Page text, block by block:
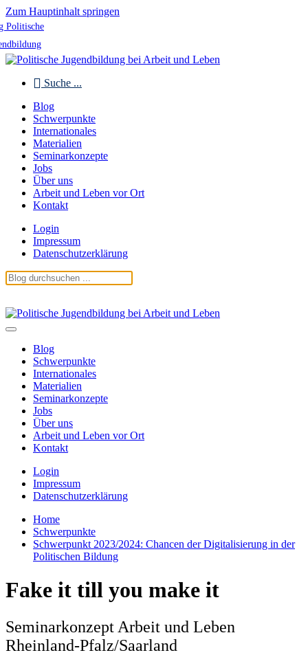
Zum Hauptinhalt springen
Politische
Suche ...
Blog
Schwerpunkte
Internationales
Materialien
Seminarkonzepte
Jobs
Über uns
Arbeit und Leben vor Ort
Kontakt
Login
Impressum
Datenschutzerklärung
Blog
Schwerpunkte
Internationales
Materialien
Seminarkonzepte
Jobs
Über uns
Arbeit und Leben vor Ort
Kontakt
Login
Impressum
Datenschutzerklärung
Home
Schwerpunkte
Schwerpunkt 2023/2024: Chancen der Digitalisierung in der
Politischen Bildung
Fake it till you make it
Seminarkonzept Arbeit und Leben
Rheinland-Pfalz/Saarland